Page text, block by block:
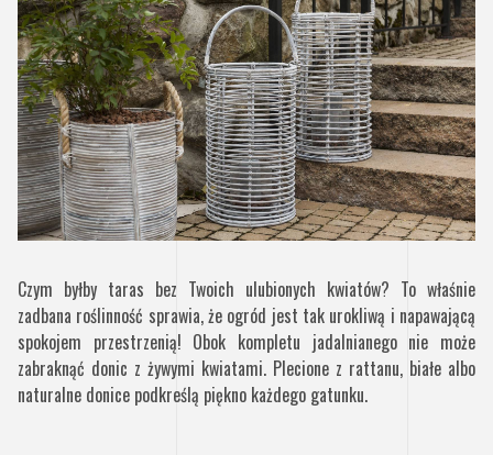
Czym byłby taras bez Twoich ulubionych kwiatów? To właśnie
zadbana roślinność sprawia, że ogród jest tak urokliwą i napawającą
spokojem przestrzenią! Obok kompletu jadalnianego nie może
zabraknąć donic z żywymi kwiatami. Plecione z rattanu, białe albo
naturalne donice podkreślą piękno każdego gatunku.